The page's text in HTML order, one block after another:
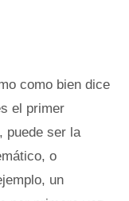
como bien dice
el primer
puede ser la
o
un